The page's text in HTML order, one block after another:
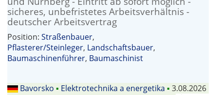
sicheres, unbefristetes Arbeitsverhältnis -
deutscher Arbeitsvertrag
Position: Straßenbauer,
Pflasterer/Steinleger, Landschaftsbauer,
Baumaschinenführer, Baumaschinist
Bavorsko ▪ Elektrotechnika a energetika ▪ 3.08.2026